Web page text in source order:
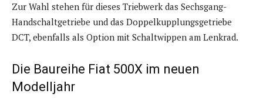
Zur Wahl stehen für dieses Triebwerk das Sechsgang-
Handschaltgetriebe und das Doppelkupplungsgetriebe
DCT, ebenfalls als Option mit Schaltwippen am Lenkrad.
Die Baureihe Fiat 500X im neuen
Modelljahr